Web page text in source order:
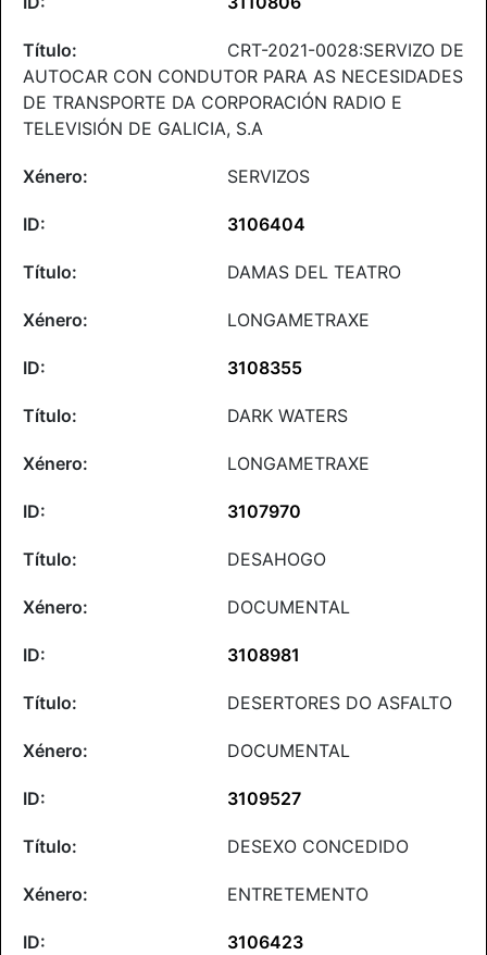
CRT-2021-0028:SERVIZO DE
AUTOCAR CON CONDUTOR PARA AS NECESIDADES
DE TRANSPORTE DA CORPORACIÓN RADIO E
TELEVISIÓN DE GALICIA, S.A
SERVIZOS
3106404
DAMAS DEL TEATRO
LONGAMETRAXE
3108355
DARK WATERS
LONGAMETRAXE
3107970
DESAHOGO
DOCUMENTAL
3108981
DESERTORES DO ASFALTO
DOCUMENTAL
3109527
DESEXO CONCEDIDO
ENTRETEMENTO
3106423